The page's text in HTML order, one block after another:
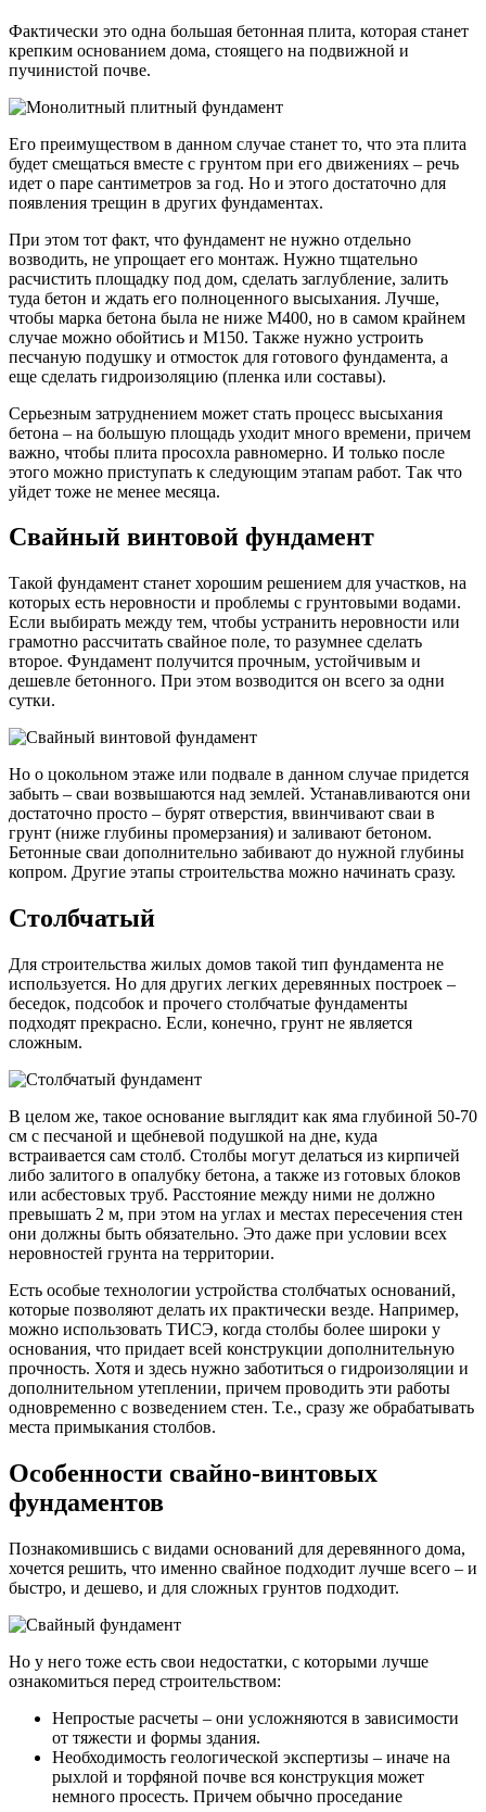
Фактически это одна большая бетонная плита, которая станет
крепким основанием дома, стоящего на подвижной и
пучинистой почве.
Его преимуществом в данном случае станет то, что эта плита
будет смещаться вместе с грунтом при его движениях – речь
идет о паре сантиметров за год. Но и этого достаточно для
появления трещин в других фундаментах.
При этом тот факт, что фундамент не нужно отдельно
возводить, не упрощает его монтаж. Нужно тщательно
расчистить площадку под дом, сделать заглубление, залить
туда бетон и ждать его полноценного высыхания. Лучше,
чтобы марка бетона была не ниже М400, но в самом крайнем
случае можно обойтись и М150. Также нужно устроить
песчаную подушку и отмосток для готового фундамента, а
еще сделать гидроизоляцию (пленка или составы).
Серьезным затруднением может стать процесс высыхания
бетона – на большую площадь уходит много времени, причем
важно, чтобы плита просохла равномерно. И только после
этого можно приступать к следующим этапам работ. Так что
уйдет тоже не менее месяца.
Свайный винтовой фундамент
Такой фундамент станет хорошим решением для участков, на
которых есть неровности и проблемы с грунтовыми водами.
Если выбирать между тем, чтобы устранить неровности или
грамотно рассчитать свайное поле, то разумнее сделать
второе. Фундамент получится прочным, устойчивым и
дешевле бетонного. При этом возводится он всего за одни
сутки.
Но о цокольном этаже или подвале в данном случае придется
забыть – сваи возвышаются над землей. Устанавливаются они
достаточно просто – бурят отверстия, ввинчивают сваи в
грунт (ниже глубины промерзания) и заливают бетоном.
Бетонные сваи дополнительно забивают до нужной глубины
копром. Другие этапы строительства можно начинать сразу.
Столбчатый
Для строительства жилых домов такой тип фундамента не
используется. Но для других легких деревянных построек –
беседок, подсобок и прочего столбчатые фундаменты
подходят прекрасно. Если, конечно, грунт не является
сложным.
В целом же, такое основание выглядит как яма глубиной 50-70
см с песчаной и щебневой подушкой на дне, куда
встраивается сам столб. Столбы могут делаться из кирпичей
либо залитого в опалубку бетона, а также из готовых блоков
или асбестовых труб. Расстояние между ними не должно
превышать 2 м, при этом на углах и местах пересечения стен
они должны быть обязательно. Это даже при условии всех
неровностей грунта на территории.
Есть особые технологии устройства столбчатых оснований,
которые позволяют делать их практически везде. Например,
можно использовать ТИСЭ, когда столбы более широки у
основания, что придает всей конструкции дополнительную
прочность. Хотя и здесь нужно заботиться о гидроизоляции и
дополнительном утеплении, причем проводить эти работы
одновременно с возведением стен. Т.е., сразу же обрабатывать
места примыкания столбов.
Особенности свайно-винтовых
фундаментов
Познакомившись с видами оснований для деревянного дома,
хочется решить, что именно свайное подходит лучше всего – и
быстро, и дешево, и для сложных грунтов подходит.
Но у него тоже есть свои недостатки, с которыми лучше
ознакомиться перед строительством:
Непростые расчеты – они усложняются в зависимости
от тяжести и формы здания.
Необходимость геологической экспертизы – иначе на
рыхлой и торфяной почве вся конструкция может
немного просесть. Причем обычно проседание